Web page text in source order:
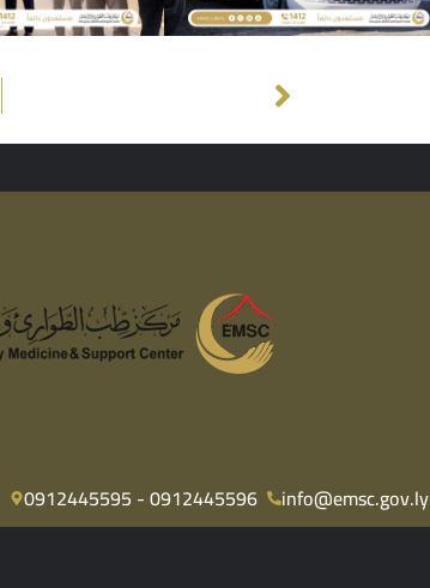
info@emsc.gov.ly
0912445596 - 0912445595